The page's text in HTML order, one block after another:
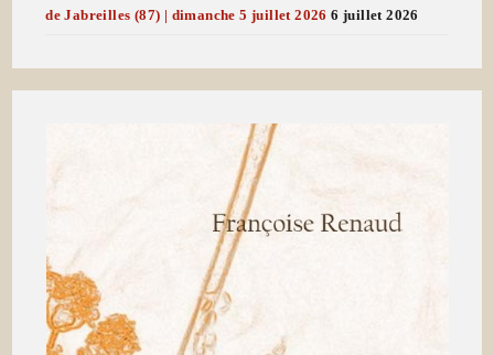
de Jabreilles (87) | dimanche 5 juillet 2026 6 juillet 2026